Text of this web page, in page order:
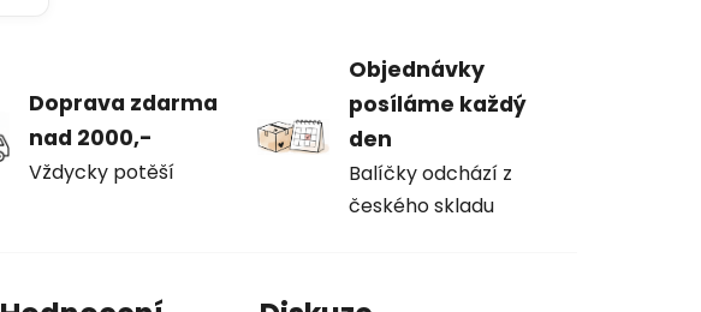
Doprava zdarma
nad 2000,-
Vždycky potěší
Objednávky
posíláme každý
den
Balíčky odchází z
českého skladu